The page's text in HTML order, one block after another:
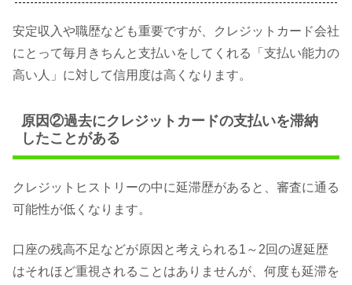
安定収入や職歴なども重要ですが、クレジットカード会社
にとって毎月きちんと支払いをしてくれる「支払い能力の
高い人」に対して信用度は高くなります。
原因②過去にクレジットカードの支払いを滞納
したことがある
クレジットヒストリーの中に延滞歴があると、審査に通る
可能性が低くなります。
口座の残高不足などが原因と考えられる1～2回の遅延歴
はそれほど重視されることはありませんが、何度も延滞を